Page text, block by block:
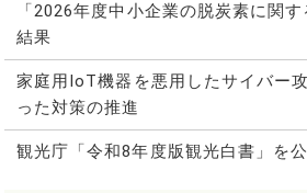
「2026年度中小企業の脱炭素に関
結果
家庭用IoT機器を悪用したサイバー
った対策の推進
観光庁「令和8年度版観光白書」を